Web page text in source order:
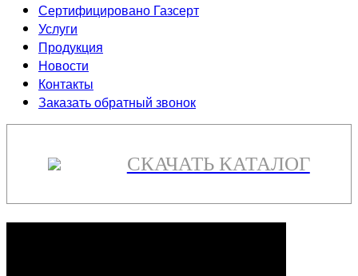
Сертифицировано Газсерт
Услуги
Продукция
Новости
Контакты
Заказать обратный звонок
СКАЧАТЬ КАТАЛОГ